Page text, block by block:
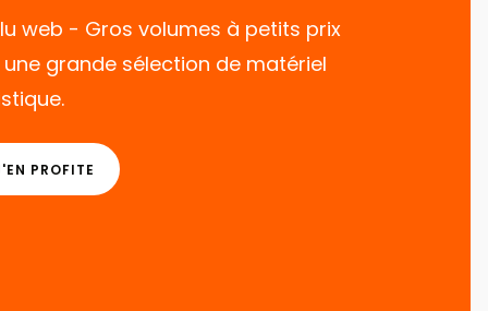
web - Gros volumes à petits prix
une grande sélection de matériel
PROFITE